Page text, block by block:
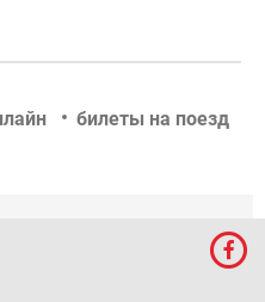
билеты на поезд